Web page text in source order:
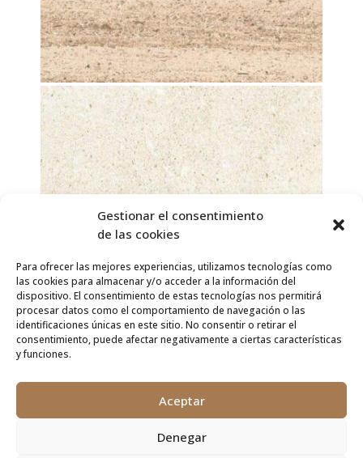
Gestionar el consentimiento
de las cookies
Para ofrecer las mejores experiencias, utilizamos tecnologías como
las cookies para almacenar y/o acceder a la información del
dispositivo. El consentimiento de estas tecnologías nos permitirá
procesar datos como el comportamiento de navegación o las
identificaciones únicas en este sitio. No consentir o retirar el
consentimiento, puede afectar negativamente a ciertas características
y funciones.
Aceptar
Denegar
Política de Privacidad|Política de Cookies
© Copyright 2022 | Mármoles Pemar | Diseño: